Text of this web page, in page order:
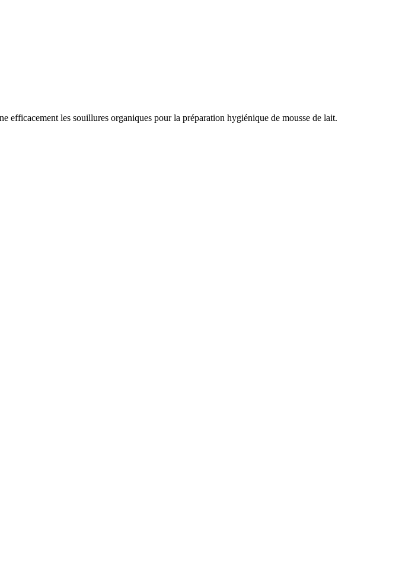
efficacement les souillures organiques pour la préparation hygiénique de mousse de lait.